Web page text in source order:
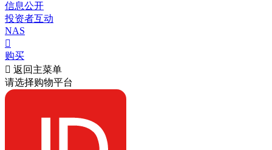
信息公开
投资者互动
NAS

购买
 返回主菜单
请选择购物平台